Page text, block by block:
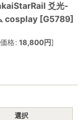
爻光-
cosplay [G5789]
格: 18,800円]
選択